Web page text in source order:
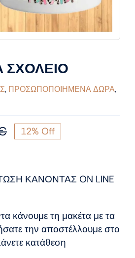
ΣΧΟΛΕΙΟ
, ΠΡΟΣΩΠΟΠΟΙΗΜΕΝΑ ΔΩΡΑ,
Original
8,50 €.
Η
είναι:
12% Off
ΚΑΝΟΝΤΑΣ ON LINE
κάνουμε τη μακέτα με τα
την αποστέλλουμε στο
κατάθεση